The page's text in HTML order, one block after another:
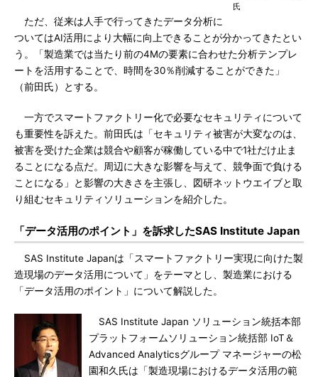
氏
ただ、従来は人手で行ってきたデータ分析に
ついてはAI活用により大幅に向上できることが分かってきたとい
う。「製造業では当たり前の4Mの要素に合わせた分析テンプレ
ートを活用することで、時間を30％削減することができた」
（前田氏）とする。
一方でスマートファクトリー化で必要なセキュリティについて
も重要性を訴えた。前田氏は「セキュリティ被害が大変なのは、
被害を受けた企業は競合や顧客が稼働している中で1社だけ止ま
ることになる点だ。周辺に大きな影響を与えて、競争面で負ける
ことになる」と影響の大きさを主張し、図研ネットウエイブと取
り組むセキュリティソリューションを紹介した。
「データ活用のポイント」を訴求したSAS Institute Japan
SAS Institute Japanは「スマートファクトリー実現に向けた製
造現場のデータ活用について」をテーマとし、製造業における
「データ活用のポイント」について解説した。
SAS Institute Japan ソリューション統括本部
プラットフォームソリューション統括部 IoT＆
Advanced Analyticsグループ マネージャーの松
園和久氏は「製造現場におけるデータ活用の範